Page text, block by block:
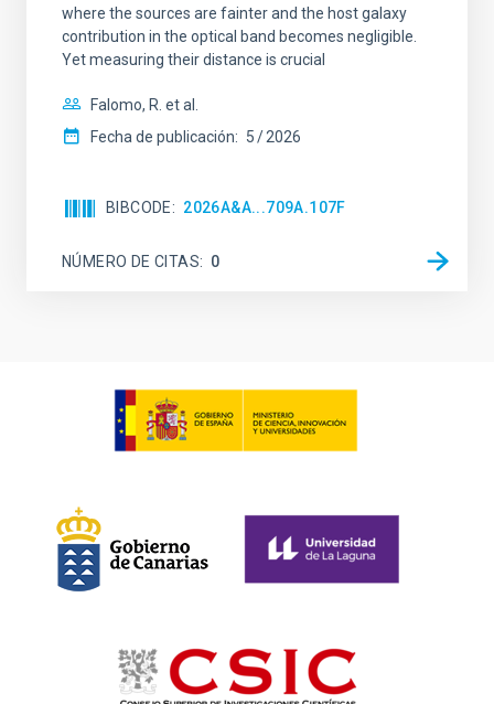
where the sources are fainter and the host galaxy
contribution in the optical band becomes negligible.
Yet measuring their distance is crucial
Falomo, R. et al.
Fecha de publicación: 5 2026
BIBCODE 2026A&A...709A.107F
NÚMERO DE CITAS 0